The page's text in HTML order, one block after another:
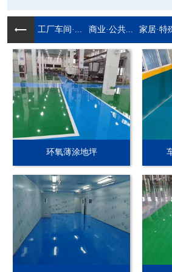
工厂车间·... 商业·公共... 家居·特
环氧薄涂地坪